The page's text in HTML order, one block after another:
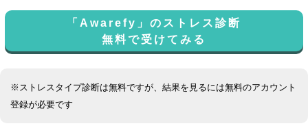
「Awarefy」のストレス診断
無料で受けてみる
※ストレスタイプ診断は無料ですが、結果を見るには無料のアカウント
登録が必要です